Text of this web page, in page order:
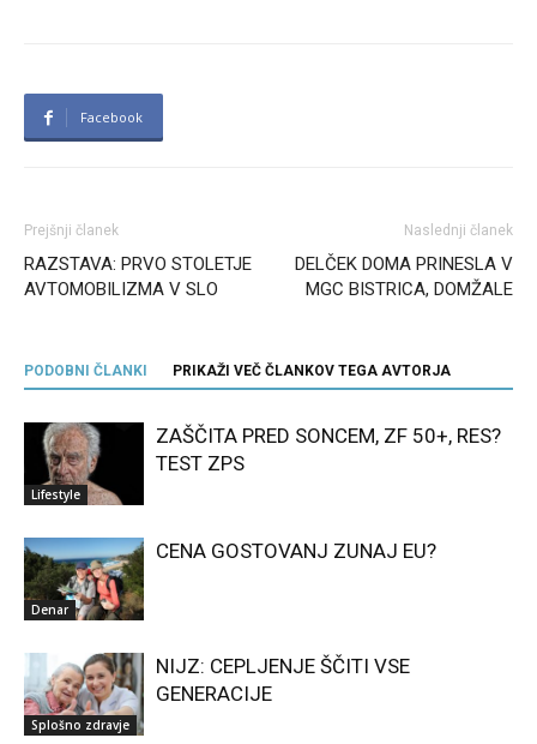
Facebook
Prejšnji članek
RAZSTAVA: PRVO STOLETJE
AVTOMOBILIZMA V SLO
Naslednji članek
DELČEK DOMA PRINESLA V
MGC BISTRICA, DOMŽALE
PODOBNI ČLANKI PRIKAŽI VEČ ČLANKOV TEGA AVTORJA
Lifestyle
ZAŠČITA PRED SONCEM, ZF 50+, RES?
TEST ZPS
Denar
CENA GOSTOVANJ ZUNAJ EU?
Splošno zdravje
NIJZ: CEPLJENJE ŠČITI VSE
GENERACIJE